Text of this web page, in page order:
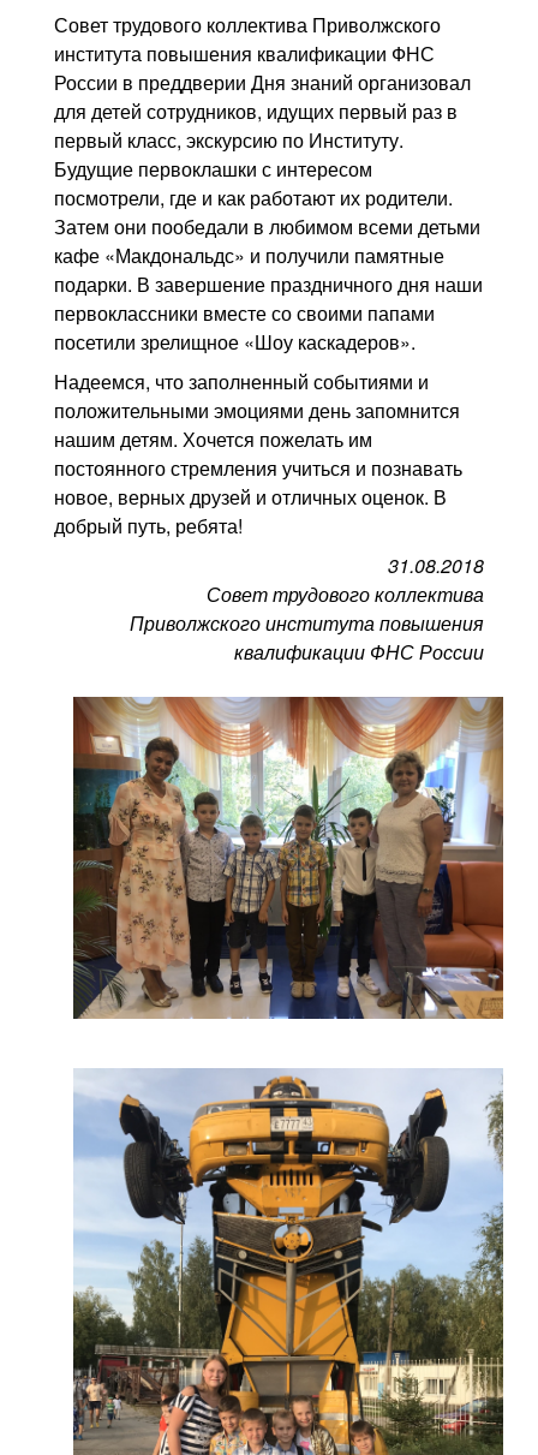
Совет трудового коллектива Приволжского
института повышения квалификации ФНС
России в преддверии Дня знаний организовал
для детей сотрудников, идущих первый раз в
первый класс, экскурсию по Институту.
Будущие первоклашки с интересом
посмотрели, где и как работают их родители.
Затем они пообедали в любимом всеми детьми
кафе «Макдональдс» и получили памятные
подарки. В завершение праздничного дня наши
первоклассники вместе со своими папами
посетили зрелищное «Шоу каскадеров».
Надеемся, что заполненный событиями и
положительными эмоциями день запомнится
нашим детям. Хочется пожелать им
постоянного стремления учиться и познавать
новое, верных друзей и отличных оценок. В
добрый путь, ребята!
31.08.2018
Совет трудового коллектива
Приволжского института повышения
квалификации ФНС России